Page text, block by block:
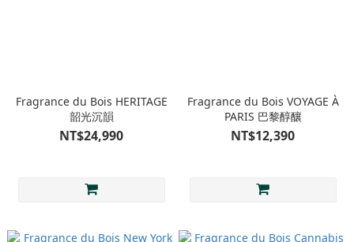
Fragrance du Bois HERITAGE
韶光沉韻
NT$24,990
Fragrance du Bois VOYAGE À
PARIS 巴黎醇釀
NT$12,390